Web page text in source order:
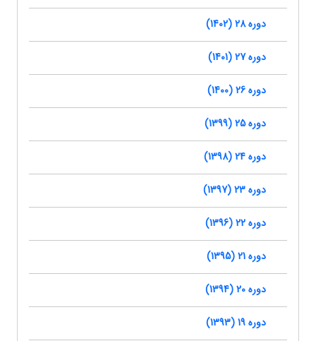
دوره 28 (1402)
دوره 27 (1401)
دوره 26 (1400)
دوره 25 (1399)
دوره 24 (1398)
دوره 23 (1397)
دوره 22 (1396)
دوره 21 (1395)
دوره 20 (1394)
دوره 19 (1393)